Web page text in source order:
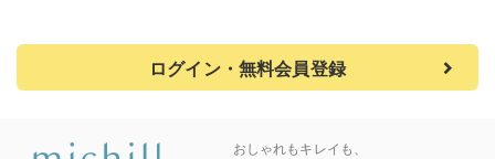
ログイン・無料会員登録
おしゃれもキレイも、